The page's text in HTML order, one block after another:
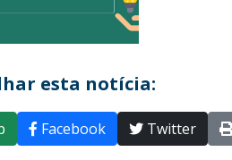
esta notícia:
Facebook Twitter